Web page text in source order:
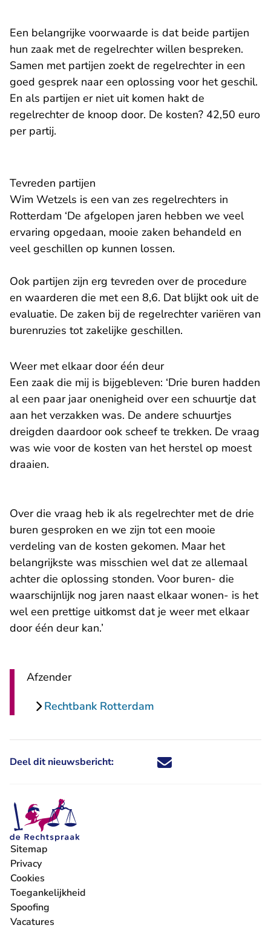
Een belangrijke voorwaarde is dat beide partijen
hun zaak met de regelrechter willen bespreken.
Samen met partijen zoekt de regelrechter in een
goed gesprek naar een oplossing voor het geschil.
En als partijen er niet uit komen hakt de
regelrechter de knoop door. De kosten? 42,50 euro
per partij.
Tevreden partijen
Wim Wetzels is een van zes regelrechters in
Rotterdam ‘De afgelopen jaren hebben we veel
ervaring opgedaan, mooie zaken behandeld en
veel geschillen op kunnen lossen.
Ook partijen zijn erg tevreden over de procedure
en waarderen die met een 8,6. Dat blijkt ook uit de
evaluatie. De zaken bij de regelrechter variëren van
burenruzies tot zakelijke geschillen.
Weer met elkaar door één deur
Een zaak die mij is bijgebleven: ‘Drie buren hadden
al een paar jaar onenigheid over een schuurtje dat
aan het verzakken was. De andere schuurtjes
dreigden daardoor ook scheef te trekken. De vraag
was wie voor de kosten van het herstel op moest
draaien.
Over die vraag heb ik als regelrechter met de drie
buren gesproken en we zijn tot een mooie
verdeling van de kosten gekomen. Maar het
belangrijkste was misschien wel dat ze allemaal
achter die oplossing stonden. Voor buren- die
waarschijnlijk nog jaren naast elkaar wonen- is het
wel een prettige uitkomst dat je weer met elkaar
door één deur kan.’
Afzender
Rechtbank Rotterdam
Deel dit nieuwsbericht: Deel dit nieuwsbericht via X -
Deel dit nieuwsbericht via
Deel dit nieuwsbericht
Deel dit
Sitemap
Privacy
Cookies
Toegankelijkheid
Spoofing
Vacatures
- U verlaat Rechtspraak.nl